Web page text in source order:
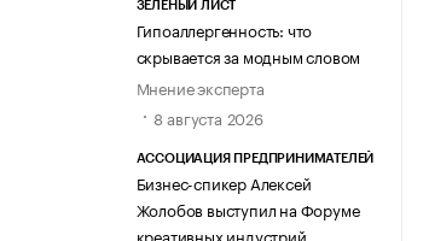
ЗЕЛЁНЫЙ ЛИСТ
Гипоаллергенность: что
скрывается за модным словом
Мнение эксперта
8 августа 2026
АССОЦИАЦИЯ ПРЕДПРИНИМАТЕЛЕЙ
Бизнес-спикер Алексей
Жолобов выступил на Форуме
креативных индустрий